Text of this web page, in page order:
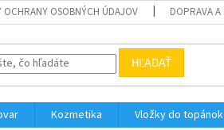
OCHRANY OSOBNÝCH ÚDAJOV DOPRAVA
HĽADAŤ
Kozmetika Vložky do